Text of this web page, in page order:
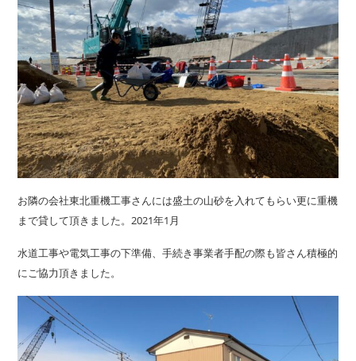
お隣の会社東北重機工事さんには盛土の山砂を入れてもらい更に重機
まで貸して頂きました。2021年1月
水道工事や電気工事の下準備、手続き事業者手配の際も皆さん積極的
にご協力頂きました。